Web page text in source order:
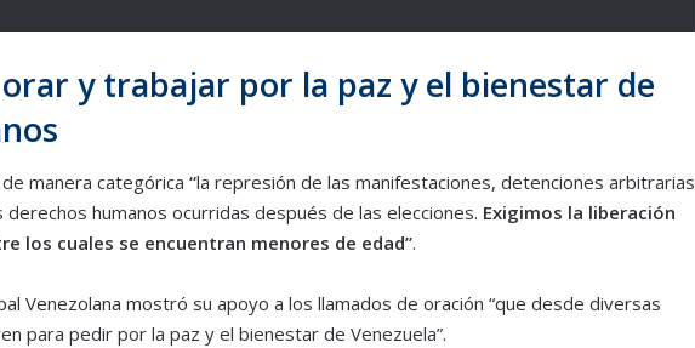
y trabajar por la paz y el bienestar de
manera categórica “la represión de las manifestaciones, detenciones arbitrarias
derechos humanos ocurridas después de las elecciones. Exigimos la liberación
los cuales se encuentran menores de edad”.
Venezolana mostró su apoyo a los llamados de oración “que desde diversas
para pedir por la paz y el bienestar de Venezuela”.